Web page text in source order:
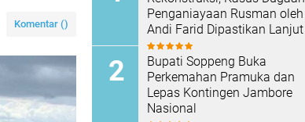
Komentar ()
Penganiayaan Rusman oleh
Andi Farid Dipastikan Lanjut
Bupati Soppeng Buka
Perkemahan Pramuka dan
Lepas Kontingen Jambore
Nasional